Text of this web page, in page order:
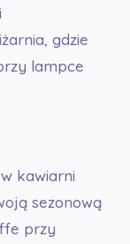
gdzie
lampce
kawiarni
sezonową
przy